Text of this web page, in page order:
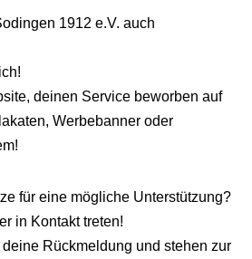
1912 e.V. auch
deinen Service beworben auf
Werbebanner oder
für eine mögliche Unterstützung?
in Kontakt treten!
Rückmeldung und stehen zur